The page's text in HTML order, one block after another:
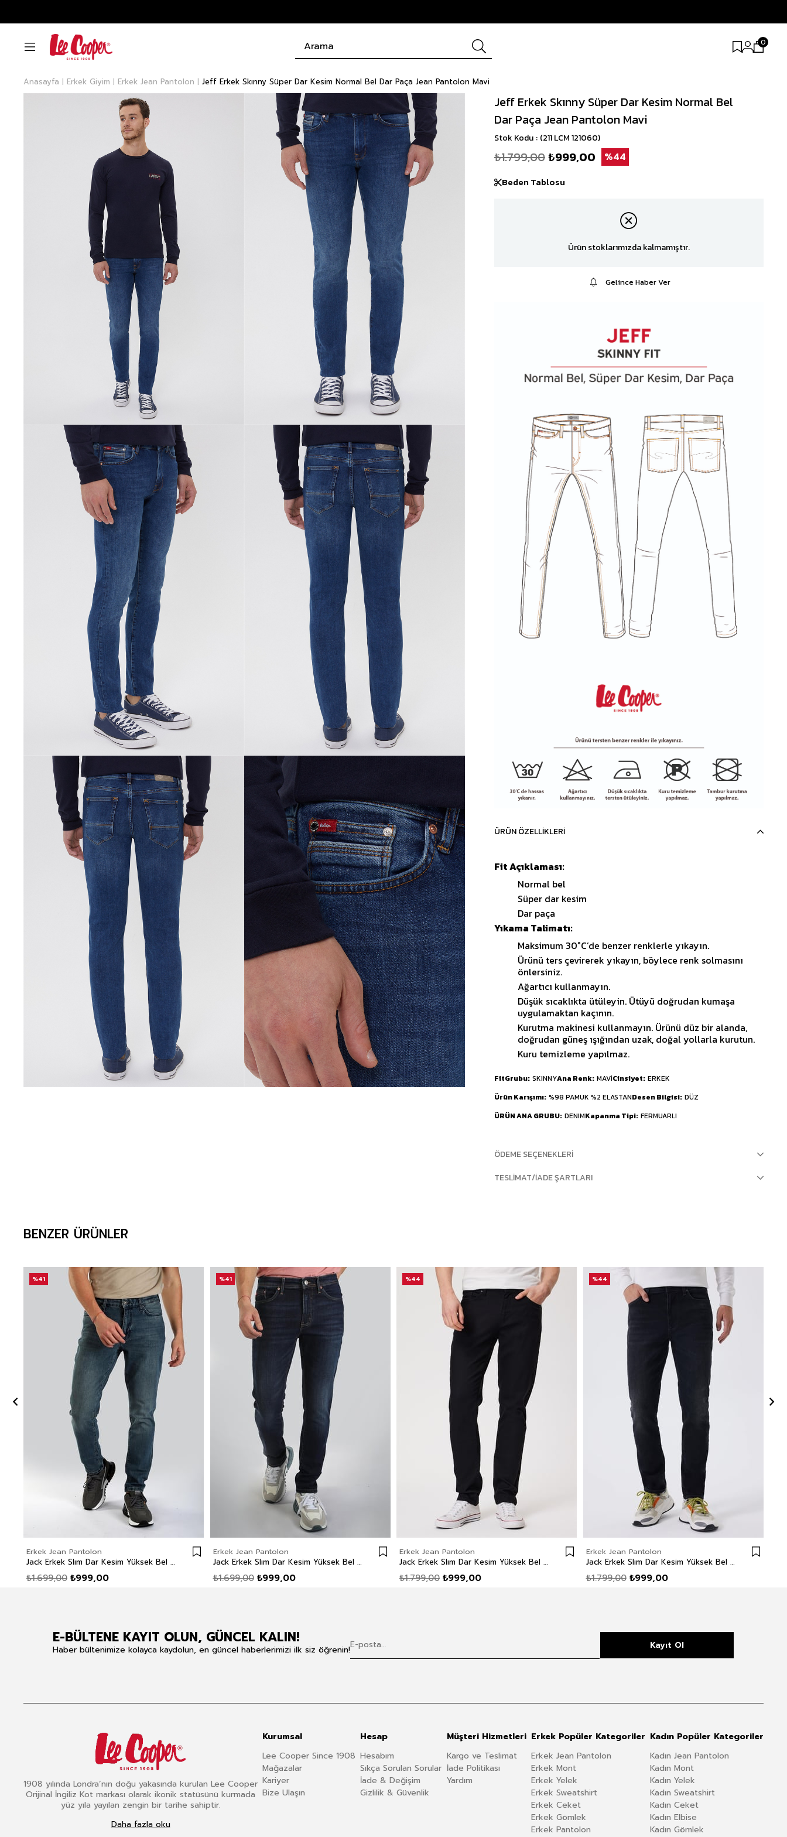
0
Anasayfa Erkek Giyim Erkek Jean Pantolon Jeff Erkek Skınny Süper Dar Kesim Normal Bel Dar Paça Jean Pantolon Mavi
Jeff Erkek Skınny Süper Dar Kesim Normal Bel
Dar Paça Jean Pantolon Mavi
Stok Kodu (211 LCM 121060)
₺1.799,00₺999,00 44
Beden Tablosu
Ürün stoklarımızda kalmamıştır.
Gelince Haber Ver
ÜRÜN ÖZELLIKLERI
Fit Açıklaması:
Normal bel
Süper dar kesim
Dar paça
Yıkama Talimatı:
Maksimum 30°C’de benzer renklerle yıkayın.
Ürünü ters çevirerek yıkayın, böylece renk solmasını
önlersiniz.
Ağartıcı kullanmayın.
Düşük sıcaklıkta ütüleyin. Ütüyü doğrudan kumaşa
uygulamaktan kaçının.
Kurutma makinesi kullanmayın. Ürünü düz bir alanda,
doğrudan güneş ışığından uzak, doğal yollarla kurutun.
Kuru temizleme yapılmaz.
FitGrubu SKINNYAna Renk MAVİCinsiyet ERKEK
Ürün Karışımı %98 PAMUK %2 ELASTANDesen Bilgisi DÜZ
ÜRÜN ANA GRUBU DENIMKapanma Tipi FERMUARLI
ÖDEME SEÇENEKLERI
TESLIMAT/İADE ŞARTLARI
BENZER ÜRÜNLER
Erkek Jean Pantolon
Jack Erkek Slım Dar Kesim Yüksek Bel Dar Paça Jean Pantolon Mavi
₺999,00
₺1.699,00
%41
Erkek Jean Pantolon
Jack Erkek Slım Dar Kesim Yüksek Bel Dar Paça Jean Pantolon Mavi
₺999,00
₺1.699,00
%41
Erkek Jean Pantolon
Jack Erkek Slım Dar Kesim Yüksek Bel Dar Paça Jean Pantolon Siyah
₺999,00
₺1.799,00
%44
Erkek Jean Pantolon
Jack Erkek Slım Dar Kesim Yüksek Bel Dar Paça Jean Pantolon Gri
₺999,00
₺1.799,00
%44
E-BÜLTENE KAYIT OLUN, GÜNCEL KALIN!
Haber bültenimize kolayca kaydolun, en güncel haberlerimizi ilk siz öğrenin! Kayıt Ol
1908 yılında Londra’nın doğu yakasında kurulan Lee Cooper
Orijinal İngiliz Kot markası olarak ikonik statüsünü kurmada
yüz yıla yayılan zengin bir tarihe sahiptir.
Daha fazla oku
Kurumsal
Lee Cooper Since 1908
Mağazalar
Kariyer
Bize Ulaşın
Hesap
Hesabım
Sıkça Sorulan Sorular
İade & Değişim
Gizlilik & Güvenlik
Müşteri Hizmetleri
Kargo ve Teslimat
İade Politikası
Yardım
Erkek Popüler Kategoriler
Erkek Jean Pantolon
Erkek Mont
Erkek Yelek
Erkek Sweatshirt
Erkek Ceket
Erkek Gömlek
Erkek Pantolon
Kadın Popüler Kategoriler
Kadın Jean Pantolon
Kadın Mont
Kadın Yelek
Kadın Sweatshirt
Kadın Ceket
Kadın Elbise
Kadın Gömlek